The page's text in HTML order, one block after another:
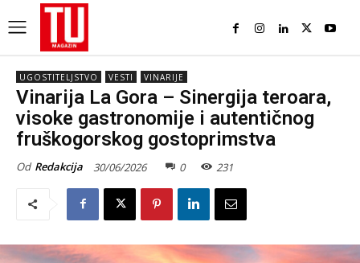
UGOSTITELJSTVO VESTI VINARIJE
Vinarija La Gora – Sinergija teroara,
visoke gastronomije i autentičnog
fruškogorskog gostoprimstva
Od Redakcija 30/06/2026 0 231